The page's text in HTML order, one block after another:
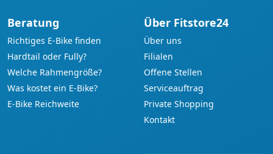
Beratung
Richtiges E-Bike finden
Hardtail oder Fully?
Welche Rahmengröße?
Was kostet ein E-Bike?
E-Bike Reichweite
Über Fitstore24
Über uns
Filialen
Offene Stellen
Serviceauftrag
Private Shopping
Kontakt